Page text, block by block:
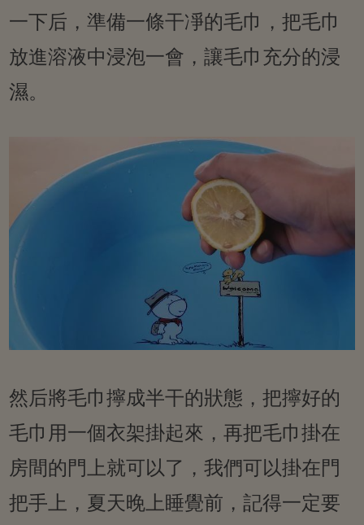
一下后，準備一條干凈的毛巾，把毛巾
放進溶液中浸泡一會，讓毛巾充分的浸
濕。
然后將毛巾擰成半干的狀態，把擰好的
毛巾用一個衣架掛起來，再把毛巾掛在
房間的門上就可以了，我們可以掛在門
把手上，夏天晚上睡覺前，記得一定要